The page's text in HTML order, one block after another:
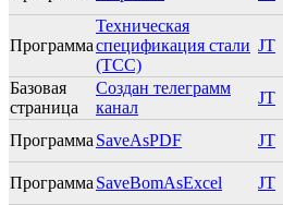
Программа
Техническая
спецификация стали
(ТСС)
JT
Базовая
страница
Создан телеграмм
канал
JT
Программа SaveAsPDF JT
Программа SaveBomAsExcel JT